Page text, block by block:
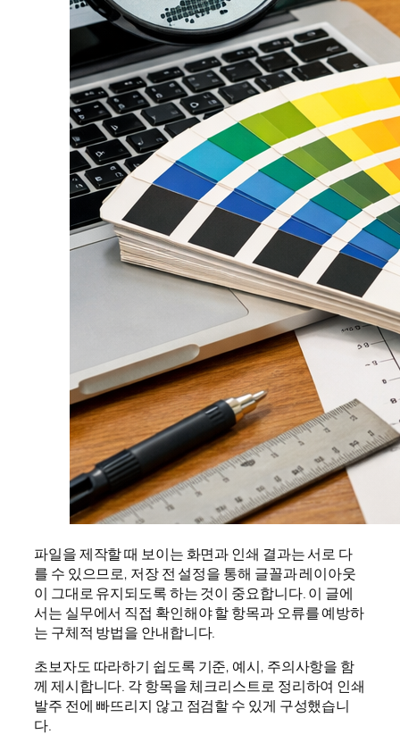
파일을 제작할 때 보이는 화면과 인쇄 결과는 서로 다
를 수 있으므로, 저장 전 설정을 통해 글꼴과 레이아웃
이 그대로 유지되도록 하는 것이 중요합니다. 이 글에
서는 실무에서 직접 확인해야 할 항목과 오류를 예방하
는 구체적 방법을 안내합니다.
초보자도 따라하기 쉽도록 기준, 예시, 주의사항을 함
께 제시합니다. 각 항목을 체크리스트로 정리하여 인쇄
발주 전에 빠뜨리지 않고 점검할 수 있게 구성했습니
다.